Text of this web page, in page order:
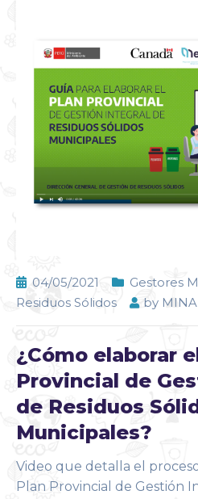
04/05/2021
Gestores
Residuos Sólidos
by
¿Cómo elaborar
Provincial de
de Residuos
Municipales?
Video que detalla el
Plan Provincial de Gestión